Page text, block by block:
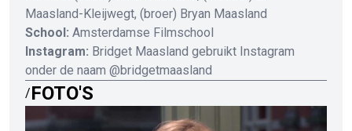
Maasland-Kleijwegt, (broer) Bryan Maasland
School: Amsterdamse Filmschool
Instagram: Bridget Maasland gebruikt Instagram
onder de naam @bridgetmaasland
/FOTO'S